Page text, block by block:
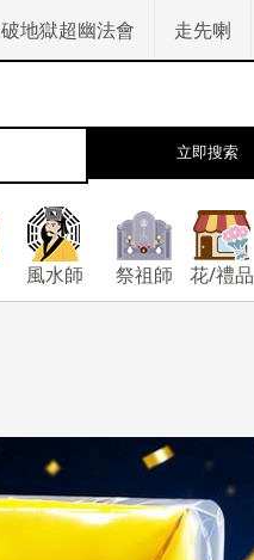
破地獄超幽法會 走先喇
立即搜索
風水師 祭祖師 花/禮品